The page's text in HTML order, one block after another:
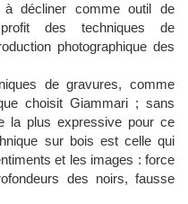
décliner comme outil de
des techniques de
photographique des
de gravures, comme
choisit Giammari ; sans
la plus expressive pour ce
sur bois est celle qui
et les images : force
des noirs, fausse